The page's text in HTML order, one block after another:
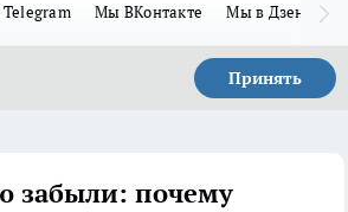
Мы ВКонтакте Мы в Дзене
Принять
забыли: почему